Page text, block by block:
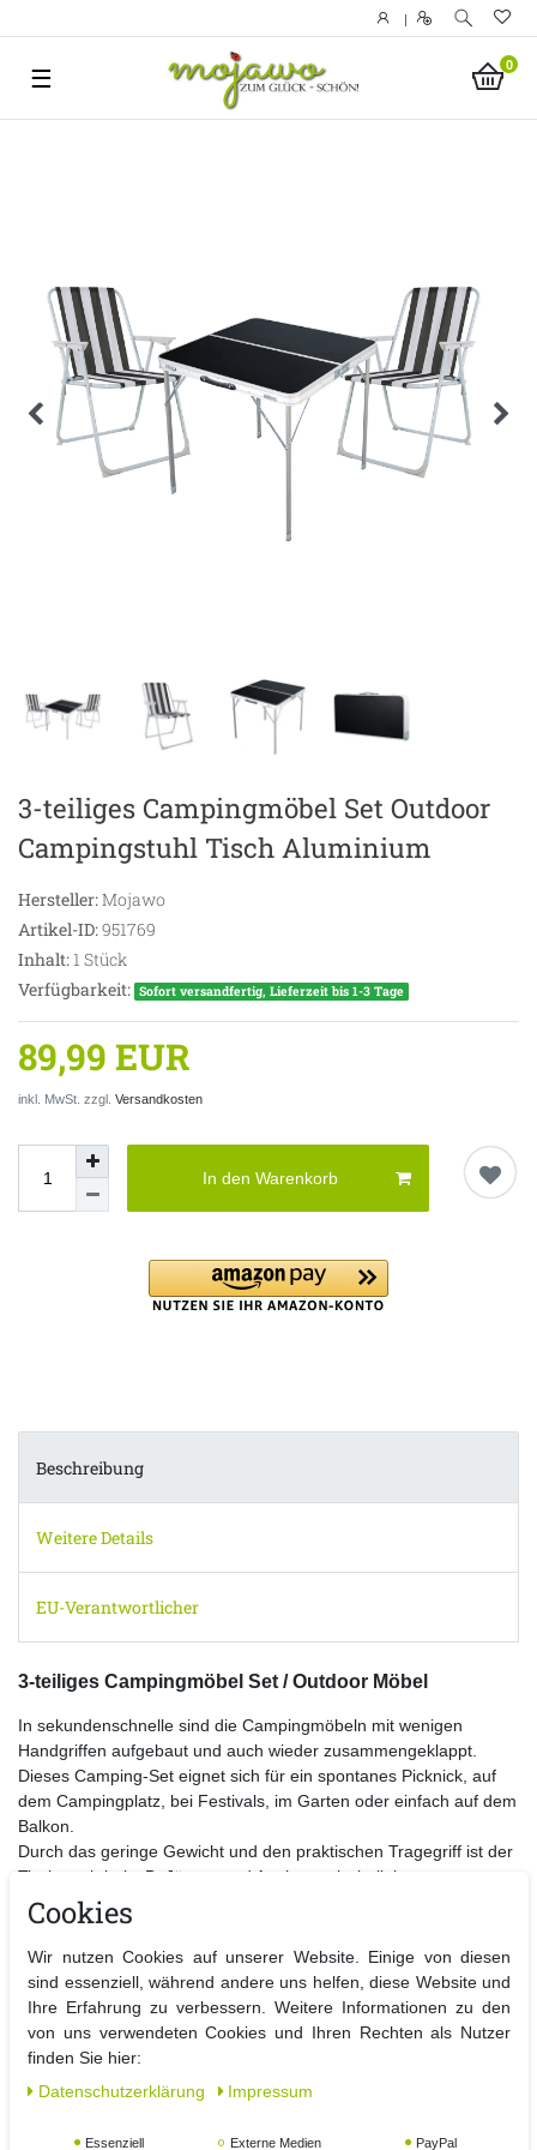
|
0
☰
3-teiliges Campingmöbel Set Outdoor
Campingstuhl Tisch Aluminium
Hersteller:Mojawo
Artikel-ID:951769
Inhalt:1 Stück
Verfügbarkeit: Sofort versandfertig, Lieferzeit bis 1-3 Tage
89,99 EUR
inkl. MwSt. zzgl. Versandkosten
In den Warenkorb
Beschreibung
Weitere Details
EU-Verantwortlicher
3-teiliges Campingmöbel Set / Outdoor Möbel
In sekundenschnelle sind die Campingmöbeln mit wenigen
Handgriffen aufgebaut und auch wieder zusammengeklappt.
Dieses Camping-Set eignet sich für ein spontanes Picknick, auf
dem Campingplatz, bei Festivals, im Garten oder einfach auf dem
Balkon.
Durch das geringe Gewicht und den praktischen Tragegriff ist der
Tisch auch bei z.B. Jägern und Anglern sehr beliebt.
Der Faltstuhl kann durch den Klappmechanismus platzsparend
verstaut werden.
Ein robustes pulverbeschichtetes Stahlgestell sorgt für Stabilität
und Standfestigkeit der Klappstuhle bei jedem Wetter.
Details:
- Campingtisch mit Tragegriff Höhenverstellbar
- klappbar + leicht zu transportieren
-Material: Gestell - Aluminium /Platte
Cookies
Wir nutzen Cookies auf unserer Website. Einige von diesen
sind essenziell, während andere uns helfen, diese Website und
Ihre Erfahrung zu verbessern. Weitere Informationen zu den
von uns verwendeten Cookies und Ihren Rechten als Nutzer
finden Sie hier:
Daten­schutz­erklärung
Impressum
Essenziell Externe Medien PayPal